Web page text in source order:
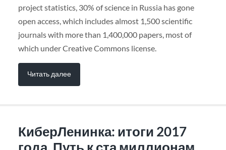
project statistics, 30% of science in Russia has gone
open access, which includes almost 1,500 scientific
journals with more than 1,400,000 papers, most of
which under Creative Commons license.
Читать далее
КиберЛенинка: итоги 2017